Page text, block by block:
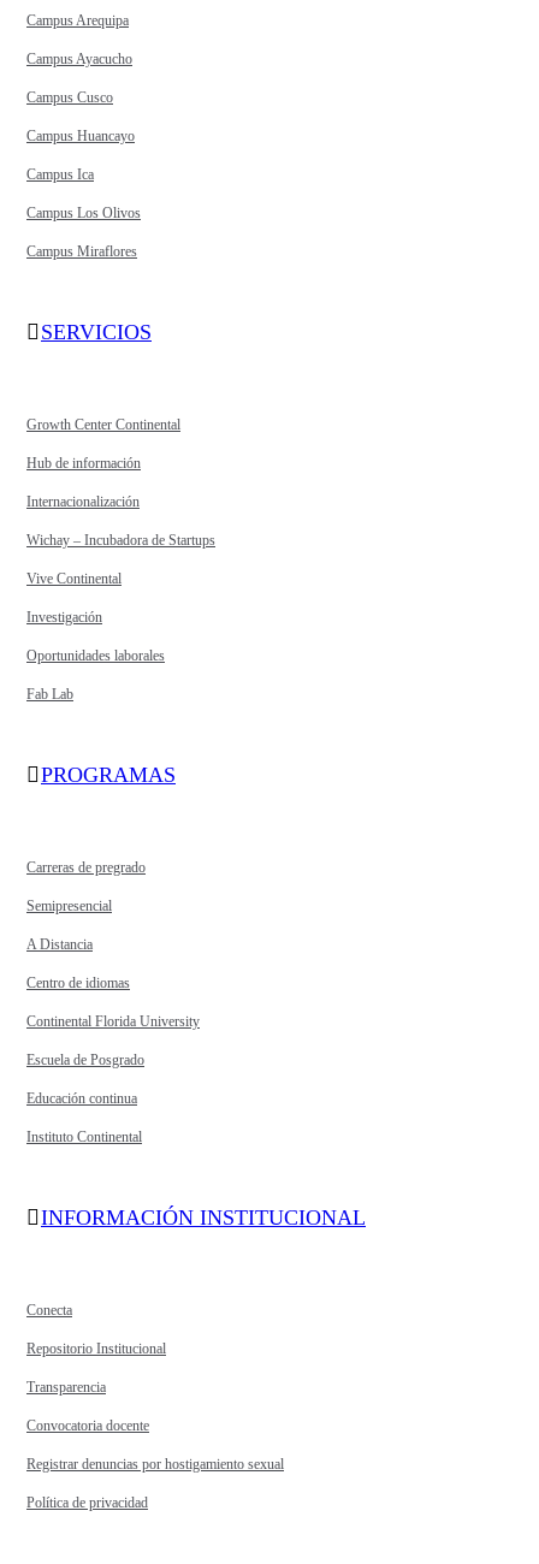
Campus Arequipa
Campus Ayacucho
Campus Cusco
Campus Huancayo
Campus Ica
Campus Los Olivos
Campus Miraflores
SERVICIOS
Growth Center Continental
Hub de información
Internacionalización
Wichay – Incubadora de Startups
Vive Continental
Investigación
Oportunidades laborales
Fab Lab
PROGRAMAS
Carreras de pregrado
Semipresencial
A Distancia
Centro de idiomas
Continental Florida University
Escuela de Posgrado
Educación continua
Instituto Continental
INFORMACIÓN INSTITUCIONAL
Conecta
Repositorio Institucional
Transparencia
Convocatoria docente
Registrar denuncias por hostigamiento sexual
Política de privacidad